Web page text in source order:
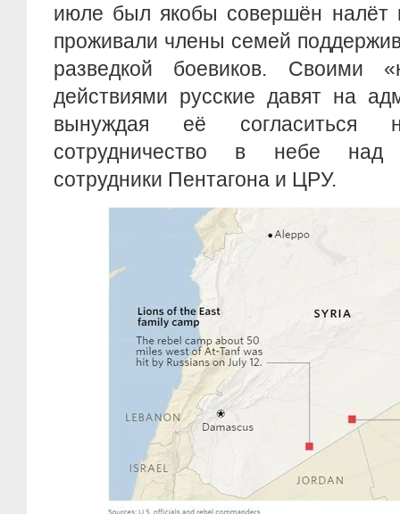
июле был якобы совершён налёт
проживали члены семей
разведкой боевиков. Своими
действиями русские давят на
вынуждая её согласиться
сотрудничество в небе над
сотрудники Пентагона и ЦРУ.